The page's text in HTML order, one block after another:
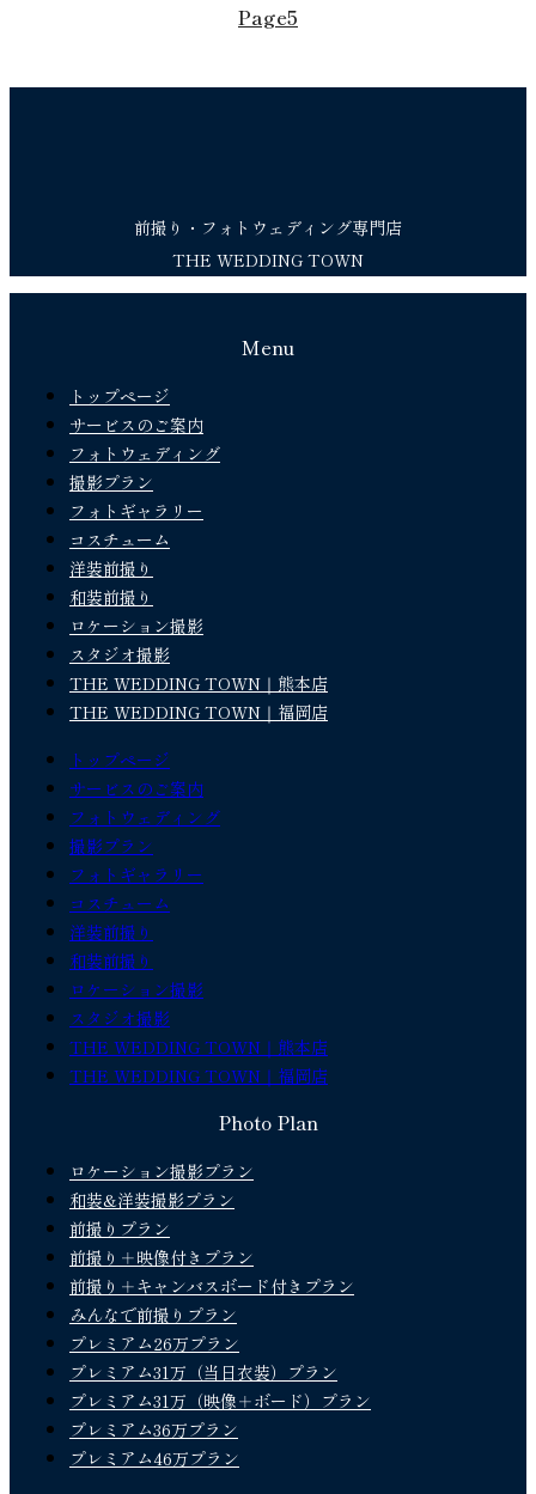
Page5
前撮り・フォトウェディング専門店
THE WEDDING TOWN
Menu
トップページ
サービスのご案内
フォトウェディング
撮影プラン
フォトギャラリー
コスチューム
洋装前撮り
和装前撮り
ロケーション撮影
スタジオ撮影
THE WEDDING TOWN｜熊本店
THE WEDDING TOWN｜福岡店
トップページ
サービスのご案内
フォトウェディング
撮影プラン
フォトギャラリー
コスチューム
洋装前撮り
和装前撮り
ロケーション撮影
スタジオ撮影
THE WEDDING TOWN｜熊本店
THE WEDDING TOWN｜福岡店
Photo Plan
ロケーション撮影プラン
和装&洋装撮影プラン
前撮りプラン
前撮り＋映像付きプラン
前撮り＋キャンバスボード付きプラン
みんなで前撮りプラン
プレミアム26万プラン
プレミアム31万（当日衣装）プラン
プレミアム31万（映像＋ボード）プラン
プレミアム36万プラン
プレミアム46万プラン